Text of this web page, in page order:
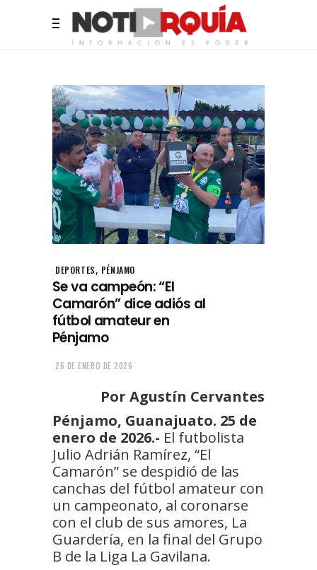
DEPORTES, PÉNJAMO
Se va campeón: “El
Camarón” dice adiós al
fútbol amateur en
Pénjamo
26 DE ENERO DE 2026
Por Agustín Cervantes
Pénjamo, Guanajuato. 25 de
enero de 2026.- El futbolista
Julio Adrián Ramírez, “El
Camarón” se despidió de las
canchas del fútbol amateur con
un campeonato, al coronarse
con el club de sus amores, La
Guardería, en la final del Grupo
B de la Liga La Gavilana.